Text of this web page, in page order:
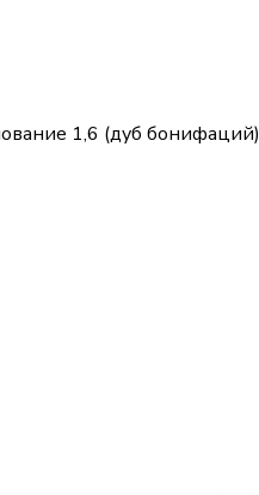
1,6 (дуб бонифаций)